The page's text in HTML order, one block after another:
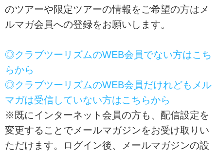
のツアーや限定ツアーの情報をご希望の方はメ
ルマガ会員への登録をお願いします。
◎クラブツーリズムのWEB会員でない方はこち
らから
◎クラブツーリズムのWEB会員だけれどもメル
マガは受信していない方はこちらから
※既にインターネット会員の方も、配信設定を
変更することでメールマガジンをお受け取りい
ただけます。ログイン後、メールマガジンの設